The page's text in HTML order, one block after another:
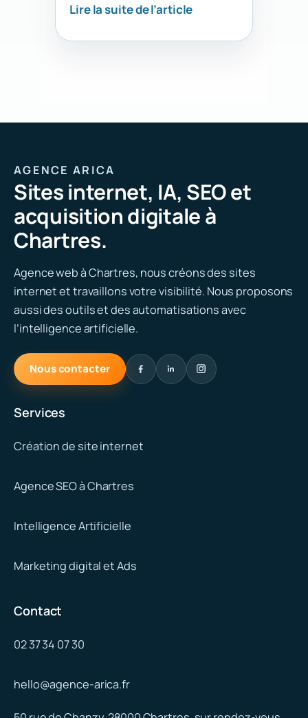
Lire la suite de l’article
AGENCE ARICA
Sites internet, IA, SEO et
acquisition digitale à
Chartres.
Agence web à Chartres, nous créons des sites
internet et travaillons votre visibilité. Nous proposons
aussi des outils et des automatisations avec
l’intelligence artificielle.
Nous contacter
Services
Création de site internet
Agence SEO à Chartres
Intelligence Artificielle
Marketing digital et Ads
Contact
02 37 34 07 30
hello@agence-arica.fr